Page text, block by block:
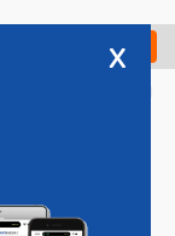
Check in
x